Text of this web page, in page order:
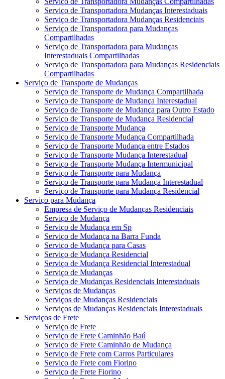
Serviço de Transportadora Mudanças Interestaduais
Serviço de Transportadora Mudanças Residenciais
Serviço de Transportadora para Mudanças
Compartilhadas
Serviço de Transportadora para Mudanças
Interestaduais Compartilhadas
Serviço de Transportadora para Mudanças Residenciais
Compartilhadas
Serviço de Transporte de Mudanças
Serviço de Transporte de Mudança Compartilhada
Serviço de Transporte de Mudança Interestadual
Serviço de Transporte de Mudança para Outro Estado
Serviço de Transporte de Mudança Residencial
Serviço de Transporte Mudança
Serviço de Transporte Mudança Compartilhada
Serviço de Transporte Mudança entre Estados
Serviço de Transporte Mudança Interestadual
Serviço de Transporte Mudança Intermunicipal
Serviço de Transporte para Mudança
Serviço de Transporte para Mudança Interestadual
Serviço de Transporte para Mudança Residencial
Serviço para Mudança
Empresa de Serviço de Mudanças Residenciais
Serviço de Mudança
Serviço de Mudança em Sp
Serviço de Mudança na Barra Funda
Serviço de Mudança para Casas
Serviço de Mudança Residencial
Serviço de Mudança Residencial Interestadual
Serviço de Mudanças
Serviço de Mudanças Residenciais Interestaduais
Serviços de Mudanças
Serviços de Mudanças Residenciais
Serviços de Mudanças Residenciais Interestaduais
Serviços de Frete
Serviço de Frete
Serviço de Frete Caminhão Baú
Serviço de Frete Caminhão de Mudança
Serviço de Frete com Carros Particulares
Serviço de Frete com Fiorino
Serviço de Frete Fiorino